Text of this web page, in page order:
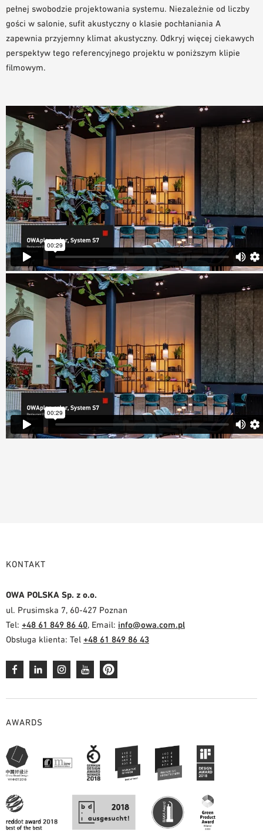
pełnej swobodzie projektowania systemu. Niezależnie od liczby
gości w salonie, sufit akustyczny o klasie pochłaniania A
zapewnia przyjemny klimat akustyczny. Odkryj więcej ciekawych
perspektyw tego referencyjnego projektu w poniższym klipie
filmowym.
KONTAKT
OWA POLSKA Sp. z o.o.
ul. Prusimska 7, 60-427 Poznan
Tel: +48 61 849 86 40, Email: info@owa.com.pl
Obsługa klienta: Tel +48 61 849 86 43
AWARDS